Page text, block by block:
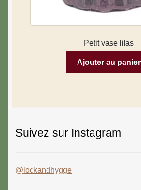
Petit vase lilas
Ajouter au panier
Suivez sur Instagram
@lockandhygge